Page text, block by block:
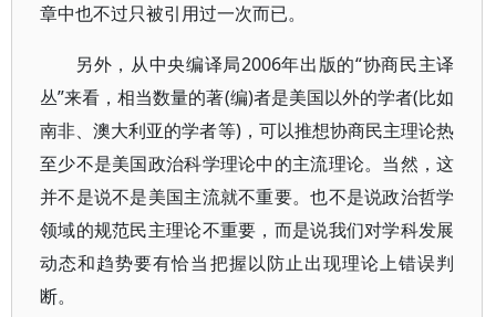
章中也不过只被引用过一次而已。
另外，从中央编译局2006年出版的“协商民主译
丛”来看，相当数量的著(编)者是美国以外的学者(比如
南非、澳大利亚的学者等)，可以推想协商民主理论热
至少不是美国政治科学理论中的主流理论。当然，这
并不是说不是美国主流就不重要。也不是说政治哲学
领域的规范民主理论不重要，而是说我们对学科发展
动态和趋势要有恰当把握以防止出现理论上错误判
断。